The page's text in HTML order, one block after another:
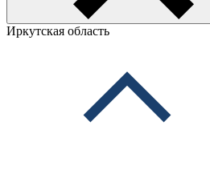
Иркутская область